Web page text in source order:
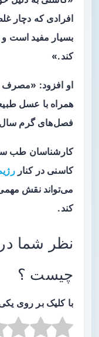
افرادی که دچار
بسیار مفید است و
کند.»
او افزود:
همراه با عسل
فصل‌های گرم سال
کارشناسان طب
کاسنی در کنار
می‌تواند نقش
کند.
نظر شما
چیست ؟
با کلیک بر روی یکی از ستاره